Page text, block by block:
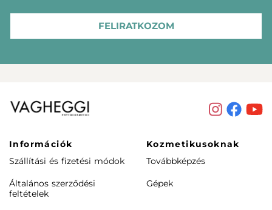
FELIRATKOZOM
Információk
Szállítási és fizetési módok
Általános szerződési
feltételek
Kozmetikusoknak
Továbbképzés
Gépek